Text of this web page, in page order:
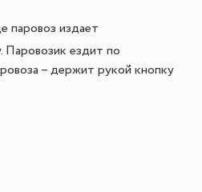
паровоз издает
Паровозик ездит по
– держит рукой кнопку